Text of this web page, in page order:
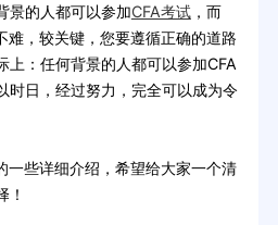
景的人都可以参加CFA考试，而
难，较关键，您要遵循正确的道路
上：任何背景的人都可以参加CFA
时日，经过努力，完全可以成为令
些详细介绍，希望给大家一个清
！